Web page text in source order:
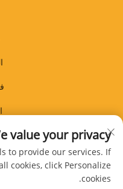
value your privacy
to provide our services. If
cookies, click Personalize
cookies.